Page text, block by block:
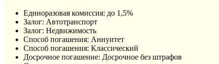
Единоразовая комиссия: до 1,5%
Залог: Автотранспорт
Залог: Недвижимость
Способ погашения: Aннуитет
Способ погашения: Классический
Досрочное погашение: Досрочное без штрафов